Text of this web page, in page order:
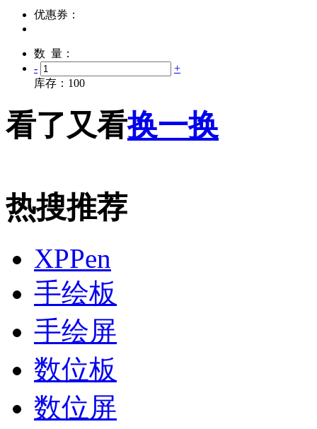
优惠券：
数 量：
-
+
库存： 100
看了又看换一换
热搜推荐
XPPen
手绘板
手绘屏
数位板
数位屏